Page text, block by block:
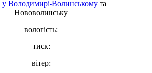
у Володимирі-Волинському та
Нововолинську
вологість:
тиск:
вітер: